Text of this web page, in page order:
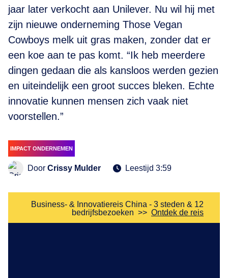
jaar later verkocht aan Unilever. Nu wil hij met
zijn nieuwe onderneming Those Vegan
Cowboys melk uit gras maken, zonder dat er
een koe aan te pas komt. “Ik heb meerdere
dingen gedaan die als kansloos werden gezien
en uiteindelijk een groot succes bleken. Echte
innovatie kunnen mensen zich vaak niet
voorstellen.”
IMPACT ONDERNEMEN
Door Crissy Mulder Leestijd 3:59
Business- & Innovatiereis China - 3 steden & 12
bedrijfsbezoeken >> Ontdek de reis